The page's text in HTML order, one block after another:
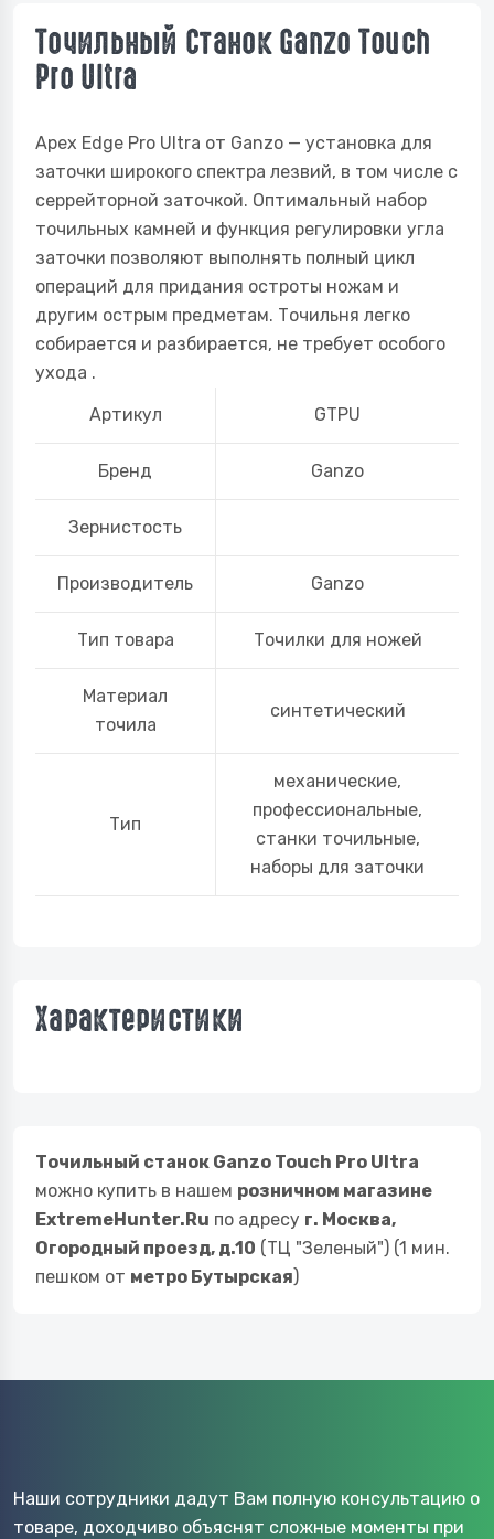
Точильный Станок Ganzo Touch
Pro Ultra
Apex Edge Pro Ultra от Ganzo — установка для
заточки широкого спектра лезвий, в том числе с
серрейторной заточкой. Оптимальный набор
точильных камней и функция регулировки угла
заточки позволяют выполнять полный цикл
операций для придания остроты ножам и
другим острым предметам. Точильня легко
собирается и разбирается, не требует особого
ухода .
Артикул
GTPU
Бренд Ganzo
Зернистость
Производитель Ganzo
Тип товара Точилки для ножей
Материал
точила
синтетический
Тип
механические,
профессиональные,
станки точильные,
наборы для заточки
Характеристики
Точильный станок Ganzo Touch Pro Ultra
можно купить в нашем розничном магазине
ExtremeHunter.Ru по адресу г. Москва,
Огородный проезд, д.10 (ТЦ "Зеленый") (1 мин.
пешком от метро Бутырская)
Наши сотрудники дадут Вам полную консультацию о
товаре, доходчиво объяснят сложные моменты при